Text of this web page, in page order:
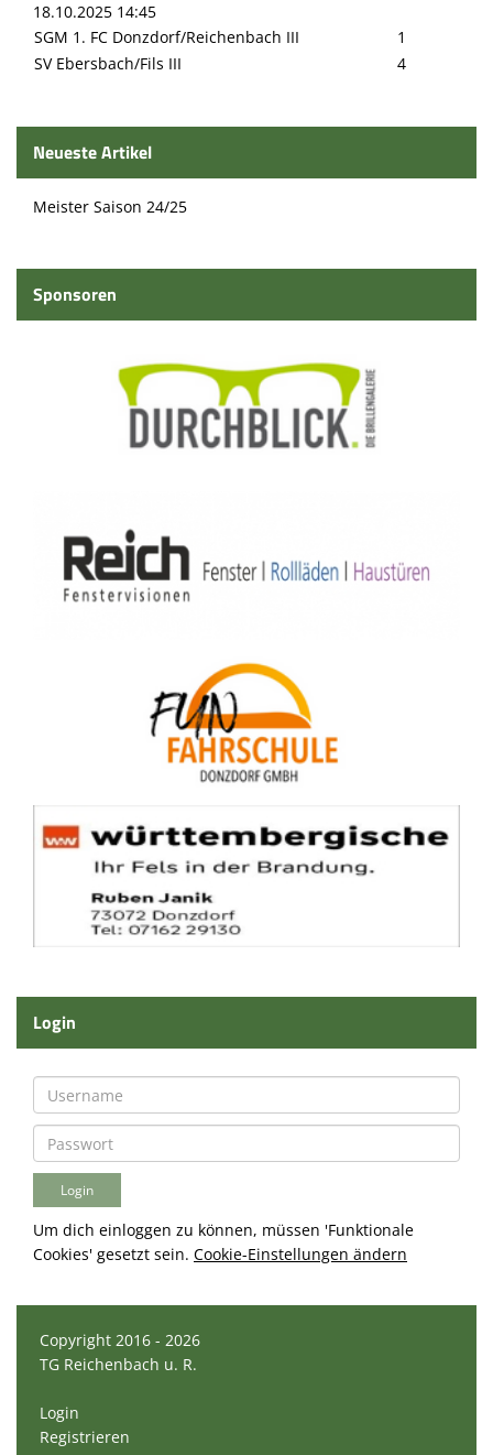
18.10.2025 14:45
SGM 1. FC Donzdorf/Reichenbach III
1
SV Ebersbach/Fils III
4
Neueste Artikel
Meister Saison 24/25
Sponsoren
Login
Um dich einloggen zu können, müssen 'Funktionale
Cookies' gesetzt sein. Cookie-Einstellungen ändern
Copyright 2016 - 2026
TG Reichenbach u. R.
Login
Registrieren